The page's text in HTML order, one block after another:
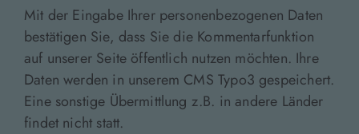
Mit der Eingabe Ihrer personenbezogenen Daten
bestätigen Sie, dass Sie die Kommentarfunktion
auf unserer Seite öffentlich nutzen möchten. Ihre
Daten werden in unserem CMS Typo3 gespeichert.
Eine sonstige Übermittlung z.B. in andere Länder
findet nicht statt.